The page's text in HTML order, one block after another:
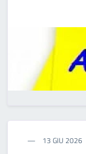
13 GIU 2026